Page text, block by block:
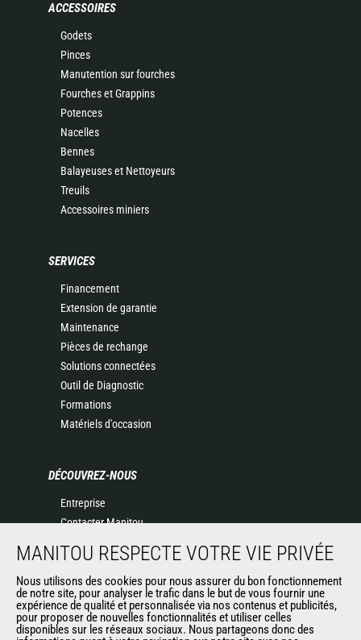
ACCESSOIRES
Godets
Pinces
Manutention sur fourches
Fourches et Grappins
Potences
Nacelles
Bennes
Balayeuses et Nettoyeurs
Treuils
Accessoires miniers
SERVICES
Financement
Extension de garantie
Maintenance
Pièces de rechange
Solutions connectées
Outil de Diagnostic
Formations
Matériels d'occasion
DÉCOUVREZ-NOUS
Entreprise
Contacter Manitou
Politique de protection des données
Evénements
Actualités
Historique
MANITOU RESPECTE VOTRE VIE PRIVÉE
Nous utilisons des cookies pour nous assurer du bon fonctionnement
de notre site, pour analyser le trafic dans le but de vous fournir une
expérience de qualité et personnalisée via nos contenus et publicités,
pour proposer de nouvelles fonctionnalités et utiliser celles
disponibles sur les réseaux sociaux. Nous partageons donc des